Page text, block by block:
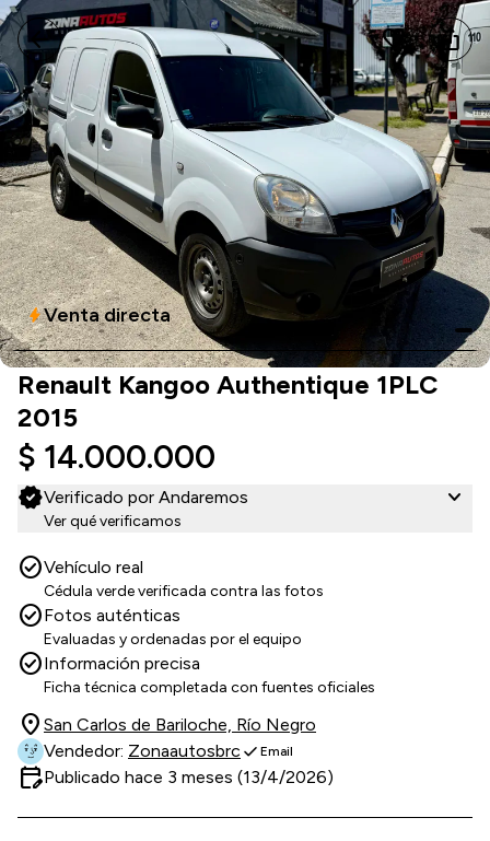
arrow_back favorite ios_share
boltVenta directa
Renault Kangoo Authentique 1PLC
2015
$ 14.000.000
verifiedVerificado por Andaremos
Ver qué verificamos
expand_more
check_circleVehículo real
Cédula verde verificada contra las fotos
check_circleFotos auténticas
Evaluadas y ordenadas por el equipo
check_circleInformación precisa
Ficha técnica completada con fuentes oficiales
location_on San Carlos de Bariloche, Río Negro
Vendedor: Zonaautosbrc check Email
edit_calendarPublicado hace 3 meses (13/4/2026)